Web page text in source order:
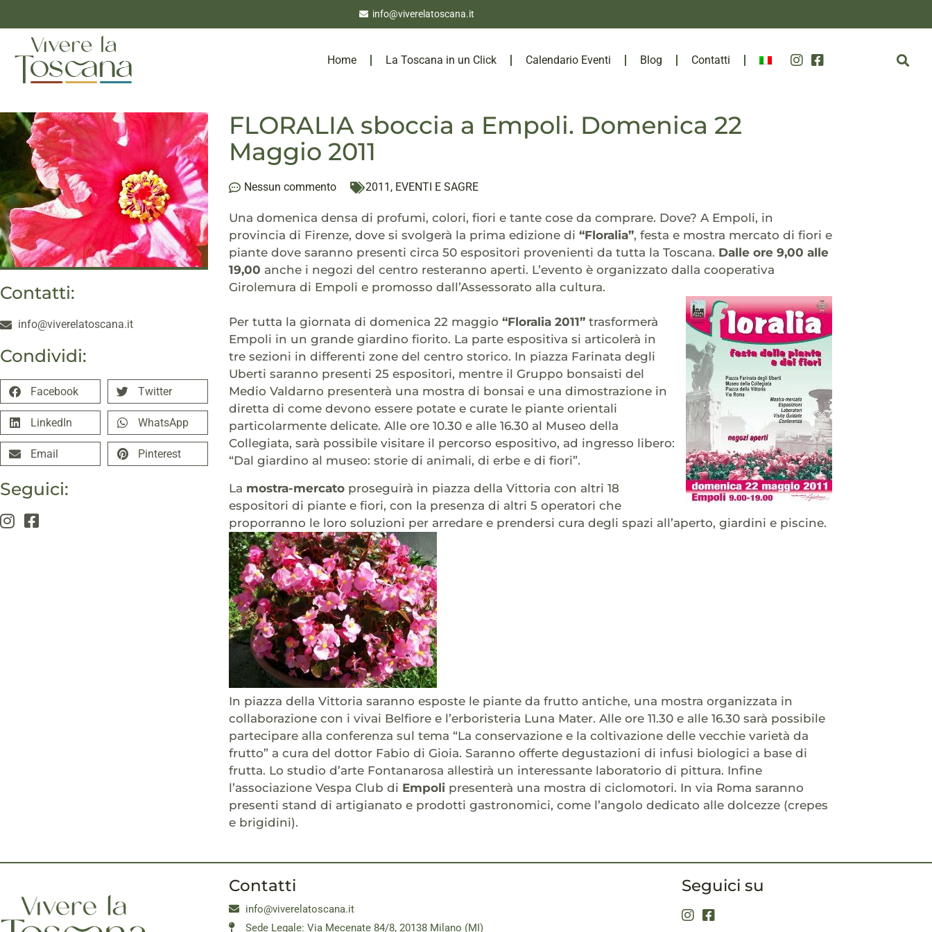
info@viverelatoscana.it
Home La Toscana in un Click Calendario Eventi Blog Contatti
Contatti:
info@viverelatoscana.it
Condividi:
Facebook Twitter
LinkedIn WhatsApp
Email Pinterest
Seguici:
FLORALIA sboccia a Empoli. Domenica 22
Maggio 2011
Nessun commento 2011 , EVENTI E SAGRE
Una domenica densa di profumi, colori, fiori e tante cose da comprare. Dove? A Empoli, in
provincia di Firenze, dove si svolgerà la prima edizione di “Floralia”, festa e mostra mercato di fiori e
piante dove saranno presenti circa 50 espositori provenienti da tutta la Toscana. Dalle ore 9,00 alle
19,00 anche i negozi del centro resteranno aperti. L’evento è organizzato dalla cooperativa
Girolemura di Empoli e promosso dall’Assessorato alla cultura.
Per tutta la giornata di domenica 22 maggio “Floralia 2011” trasformerà
Empoli in un grande giardino fiorito. La parte espositiva si articolerà in
tre sezioni in differenti zone del centro storico. In piazza Farinata degli
Uberti saranno presenti 25 espositori, mentre il Gruppo bonsaisti del
Medio Valdarno presenterà una mostra di bonsai e una dimostrazione in
diretta di come devono essere potate e curate le piante orientali
particolarmente delicate. Alle ore 10.30 e alle 16.30 al Museo della
Collegiata, sarà possibile visitare il percorso espositivo, ad ingresso libero:
“Dal giardino al museo: storie di animali, di erbe e di fiori”.
La mostra-mercato proseguirà in piazza della Vittoria con altri 18
espositori di piante e fiori, con la presenza di altri 5 operatori che
proporranno le loro soluzioni per arredare e prendersi cura degli spazi all’aperto, giardini e piscine.
In piazza della Vittoria saranno esposte le piante da frutto antiche, una mostra organizzata in
collaborazione con i vivai Belfiore e l’erboristeria Luna Mater. Alle ore 11.30 e alle 16.30 sarà possibile
partecipare alla conferenza sul tema “La conservazione e la coltivazione delle vecchie varietà da
frutto” a cura del dottor Fabio di Gioia. Saranno offerte degustazioni di infusi biologici a base di
frutta. Lo studio d’arte Fontanarosa allestirà un interessante laboratorio di pittura. Infine
l’associazione Vespa Club di Empoli presenterà una mostra di ciclomotori. In via Roma saranno
presenti stand di artigianato e prodotti gastronomici, come l’angolo dedicato alle dolcezze (crepes
e brigidini).
Contatti
info@viverelatoscana.it
Sede Legale: Via Mecenate 84/8, 20138 Milano (MI)
Seguici su